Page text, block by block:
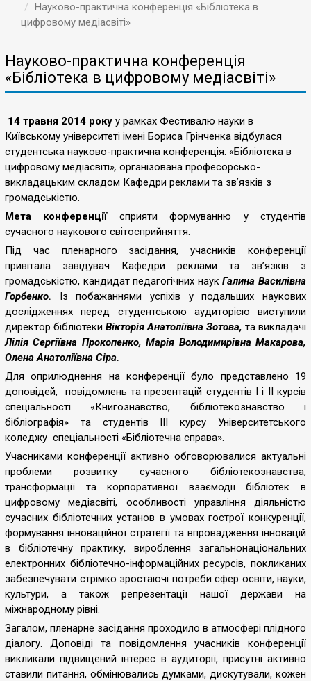
Науково-практична конференція «Бібліотека в
цифровому медіасвіті»
Науково-практична конференція
«Бібліотека в цифровому медіасвіті»
14 травня 2014 року у рамках Фестивалю науки в
Київському університеті імені Бориса Грінченка відбулася
студентська науково-практична конференція: «Бібліотека в
цифровому медіасвіті», організована професорсько-
викладацьким складом Кафедри реклами та зв’язків з
громадськістю.
Мета конференції
сприяти формуванню у студентів
сучасного наукового світосприйняття.
Під час пленарного засідання, учасників конференції
привітала завідувач Кафедри реклами та зв’язків з
громадськістю, кандидат педагогічних наукГалина Василівна
Горбенко. Із побажаннями успіхів у подальших наукових
дослідженнях перед студентською аудиторією виступили
директор бібліотеки Вікторія Анатоліївна Зотова, та викладачі
Лілія Сергіївна Прокопенко, Марія Володимирівна Макарова,
Олена Анатоліївна Сіра.
Для оприлюднення на конференції було представлено 19
доповідей,
повідомлень та презентацій студентів І і ІІ курсів
спеціальності «Книгознавство, бібліотекознавство і
бібліографія» та студентів ІІІ курсу Університетського
коледжу спеціальності «Бібліотечна справа».
Учасниками конференції активно обговорювалися актуальні
проблеми розвитку сучасного бібліотекознавства,
трансформації та корпоративної взаємодії бібліотек в
цифровому медіасвіті, особливості управління діяльністю
сучасних бібліотечних установ в умовах гострої конкуренції,
формування інноваційної стратегії та впровадження інновацій
в бібліотечну практику, вироблення загальнонаціональних
електронних бібліотечно-інформаційних ресурсів, покликаних
забезпечувати стрімко зростаючі потреби сфер освіти, науки,
культури, а також репрезентації нашої держави на
міжнародному рівні.
Загалом, пленарне засідання проходило в атмосфері плідного
діалогу. Доповіді та повідомлення учасників конференції
викликали підвищений інтерес в аудиторії, присутні активно
ставили питання, обмінювались думками, дискутували, кожен
2014
року
у
Фестивалю
науки
в
Київському
університеті
імені
Бориса
Грінченка
відбулася
студентська
науково-
практична
конференція:
«Бібліотека
цифровому
медіасвіті»
організована
професорсько-
викладацьким
складом
Кафедри
реклами
та
зв’язків
з
громадськістю.
Мета
конференції
сприяти
формуванню
у
студентів
сучасного
наукового
світосприйняття.